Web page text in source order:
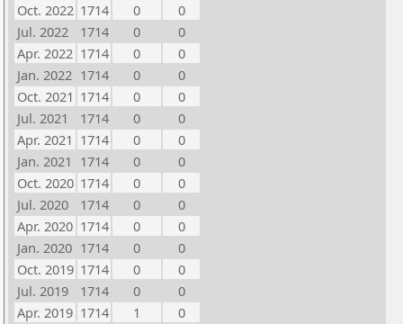
Oct. 2022 1714 0
0
Jul. 2022
1714 0
0
Apr. 2022 1714 0
0
Jan. 2022 1714 0
0
Oct. 2021 1714 0
0
Jul. 2021
1714 0
0
Apr. 2021 1714 0
0
Jan. 2021 1714 0
0
Oct. 2020 1714 0
0
Jul. 2020
1714 0
0
Apr. 2020 1714 0
0
Jan. 2020 1714 0
0
Oct. 2019 1714 0
0
Jul. 2019
1714 0
0
Apr. 2019 1714 1
0